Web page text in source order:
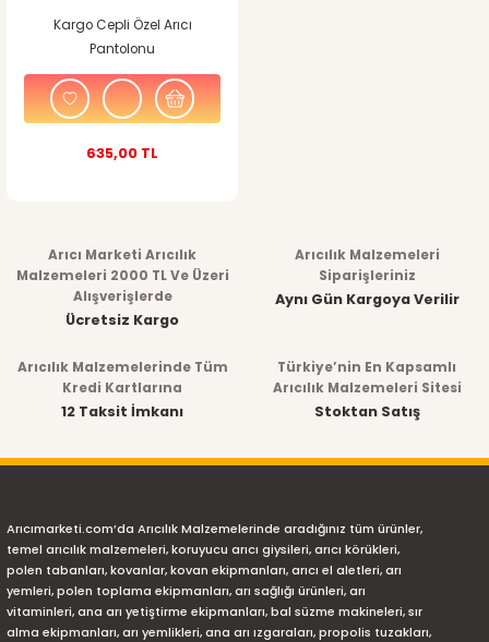
Kargo Cepli Özel Arıcı
Pantolonu
635,00 TL
Arıcı Marketi Arıcılık
Malzemeleri 2000 TL Ve Üzeri
Alışverişlerde
Ücretsiz Kargo
Arıcılık Malzemeleri
Siparişleriniz
Aynı Gün Kargoya Verilir
Arıcılık Malzemelerinde Tüm
Kredi Kartlarına
12 Taksit İmkanı
Türkiye’nin En Kapsamlı
Arıcılık Malzemeleri Sitesi
Stoktan Satış
Arıcımarketi.com’da Arıcılık Malzemelerinde aradığınız tüm ürünler,
temel arıcılık malzemeleri, koruyucu arıcı giysileri, arıcı körükleri,
polen tabanları, kovanlar, kovan ekipmanları, arıcı el aletleri, arı
yemleri, polen toplama ekipmanları, arı sağlığı ürünleri, arı
vitaminleri, ana arı yetiştirme ekipmanları, bal süzme makineleri, sır
alma ekipmanları, arı yemlikleri, ana arı ızgaraları, propolis tuzakları,